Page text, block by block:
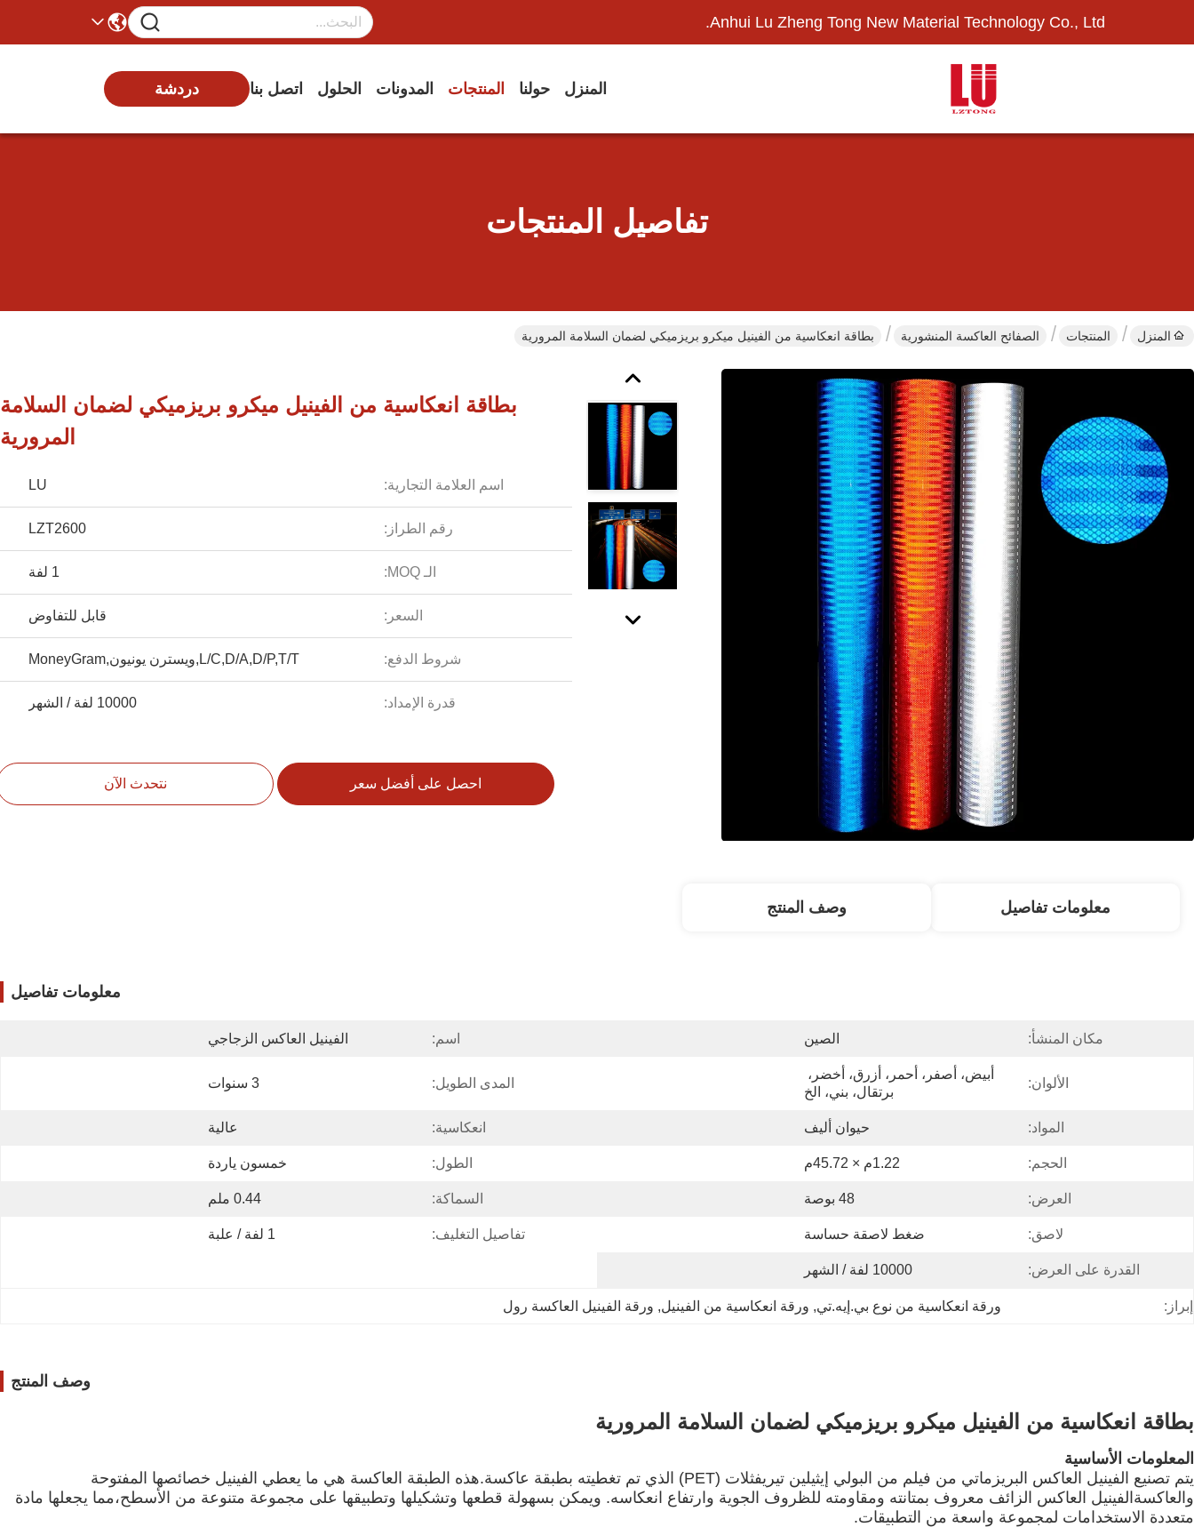
Anhui Lu Zheng Tong New Material Technology Co., Ltd.
المنزل حولنا المنتجات المدونات الحلول اتصل بنا دردشة
تفاصيل المنتجات
المنزل المنتجات الصفائح العاكسة المنشورية بطاقة انعكاسية من الفينيل ميكرو بريزميكي لضمان السلامة المرورية
بطاقة انعكاسية من الفينيل ميكرو بريزميكي لضمان السلامة
المرورية
اسم العلامة التجارية: LU
رقم الطراز: LZT2600
الـ MOQ: 1 لفة
السعر: قابل للتفاوض
شروط الدفع: L/C,D/A,D/P,T/T,ويسترن يونيون,MoneyGram
قدرة الإمداد: 10000 لفة / الشهر
احصل على أفضل سعر نتحدث الآن
معلومات تفاصيل وصف المنتج
معلومات تفاصيل
مكان المنشأ: الصين اسم: الفينيل العاكس الزجاجي
الألوان:
برتقال، بني، الخ
المدى الطويل: 3 سنوات
المواد: حيوان أليف انعكاسية: عالية
الحجم: 1.22م × 45.72م الطول: خمسون ياردة
العرض: 48 بوصة السماكة: 0.44 ملم
لاصق: ضغط لاصقة حساسة تفاصيل التغليف: 1 لفة / علبة
القدرة على العرض: 10000 لفة / الشهر
إبراز: ورقة انعكاسية من نوع بي.إيه.تي, ورقة انعكاسية من الفينيل, ورقة الفينيل العاكسة رول
وصف المنتج
بطاقة انعكاسية من الفينيل ميكرو بريزميكي لضمان السلامة المرورية
المعلومات الأساسية
يتم تصنيع الفينيل العاكس البريزماتي من فيلم من البولي إيثيلين تيريفثلات (PET) الذي تم تغطيته بطبقة عاكسة.هذه الطبقة العاكسة هي ما يعطي الفينيل خصائصها المفتوحة
والعاكسةالفينيل العاكس الزائف معروف بمتانته ومقاومته للظروف الجوية وارتفاع انعكاسه. ويمكن بسهولة قطعها وتشكيلها وتطبيقها على مجموعة متنوعة من الأسطح،مما يجعلها مادة
متعددة الاستخدامات لمجموعة واسعة من التطبيقات.